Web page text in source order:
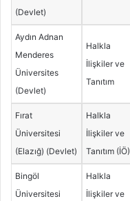
(Devlet)
Aydın Adnan
Menderes
Üniversites
(Devlet)
Halkla
İlişkiler ve
Tanıtım
Fırat
Üniversitesi
(Elazığ) (Devlet)
Halkla
İlişkiler ve
Tanıtım (İÖ)
Bingöl
Üniversitesi
Halkla
İlişkiler ve